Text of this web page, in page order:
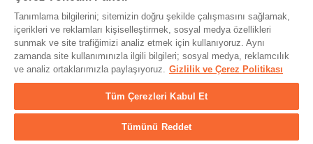
Bilişim Teknolojileri,
© Copyright 2004 - 2026 MyDukkan Müzik Market Tic. ve San Ltd.
Şti. - Her Hakkı Saklıdır.
Tanımlama bilgilerini; sitemizin doğru şekilde çalışmasını sağlamak,
içerikleri ve reklamları kişiselleştirmek, sosyal medya özellikleri
sunmak ve site trafiğimizi analiz etmek için kullanıyoruz. Aynı
zamanda site kullanımınızla ilgili bilgileri; sosyal medya, reklamcılık
ve analiz ortaklarımızla paylaşıyoruz. Gizlilik ve Çerez Politikası
Tüm Çerezleri Kabul Et
Tümünü Reddet